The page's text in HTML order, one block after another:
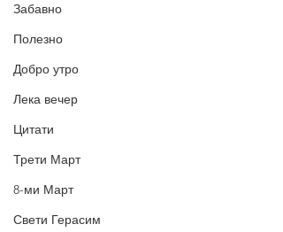
Забавно
Полезно
Добро утро
Лека вечер
Цитати
Трети Март
8-ми Март
Свети Герасим